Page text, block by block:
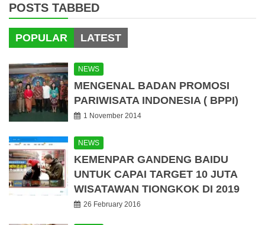
POSTS TABBED
POPULAR LATEST
NEWS
MENGENAL BADAN PROMOSI
PARIWISATA INDONESIA ( BPPI)
1 November 2014
NEWS
KEMENPAR GANDENG BAIDU
UNTUK CAPAI TARGET 10 JUTA
WISATAWAN TIONGKOK DI 2019
26 February 2016